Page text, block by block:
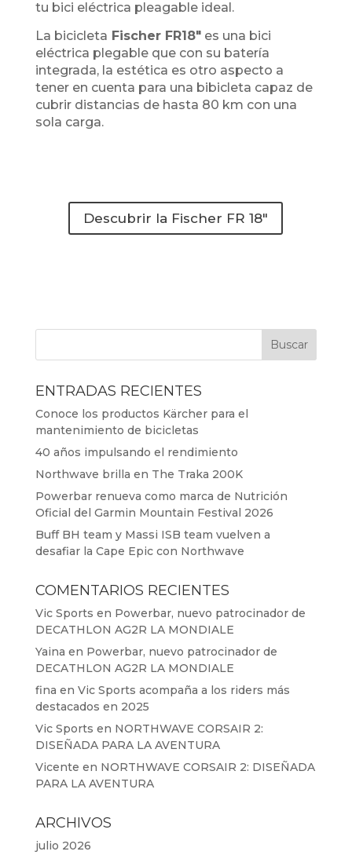
tu bici eléctrica pleagable ideal.
La bicicleta Fischer FR18″es una bici
eléctrica plegable que con su batería
integrada, la estética es otro aspecto a
tener en cuenta para una bibicleta capaz de
cubrir distancias de hasta 80 km con una
sola carga.
Descubrir la Fischer FR 18"
ENTRADAS RECIENTES
Conoce los productos Kärcher para el
mantenimiento de bicicletas
40 años impulsando el rendimiento
Northwave brilla en The Traka 200K
Powerbar renueva como marca de Nutrición
Oficial del Garmin Mountain Festival 2026
Buff BH team y Massi ISB team vuelven a
desafiar la Cape Epic con Northwave
COMENTARIOS RECIENTES
Vic Sports en Powerbar, nuevo patrocinador de
DECATHLON AG2R LA MONDIALE
Yaina en Powerbar, nuevo patrocinador de
DECATHLON AG2R LA MONDIALE
fina en Vic Sports acompaña a los riders más
destacados en 2025
Vic Sports en NORTHWAVE CORSAIR 2:
DISEÑADA PARA LA AVENTURA
Vicente en NORTHWAVE CORSAIR 2: DISEÑADA
PARA LA AVENTURA
ARCHIVOS
julio 2026